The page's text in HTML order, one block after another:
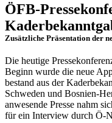
ÖFB-
Zusätzliche Präsentation der
Die heutige
Beginn wurde die neue
bestand aus der
Schweden und Bosnien-
anwesende Presse nahm
für ein Interview durch Ö-